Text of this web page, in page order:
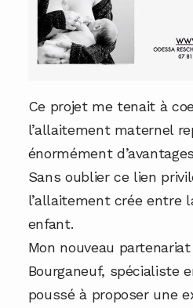
Ce projet me tenait à
l’allaitement maternel
énormément
Sans oublier ce lien
l’allaitement crée entre
enfant.
Mon nouveau
Bourganeuf, spécialiste
poussé à proposer une